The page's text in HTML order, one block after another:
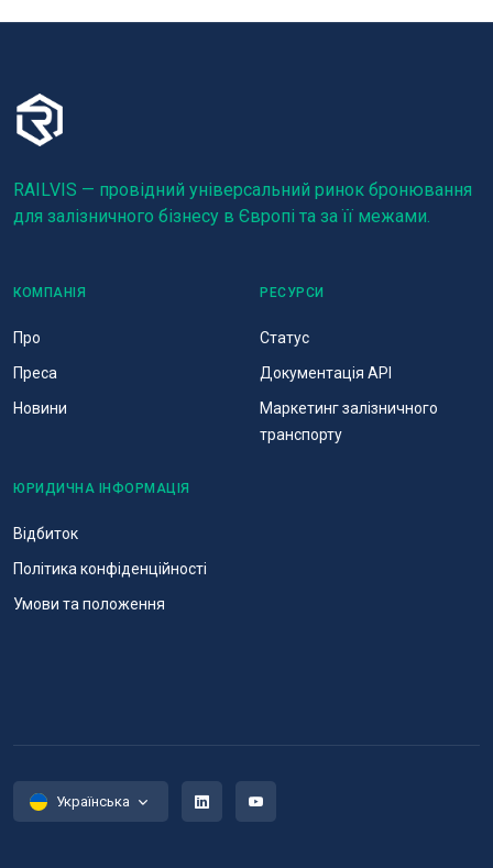
RAILVIS — провідний універсальний ринок бронювання
для залізничного бізнесу в Європі та за її межами.
КОМПАНІЯ
Про
Преса
Новини
РЕСУРСИ
Статус
Документація API
Маркетинг залізничного
транспорту
ЮРИДИЧНА ІНФОРМАЦІЯ
Відбиток
Політика конфіденційності
Умови та положення
Українська